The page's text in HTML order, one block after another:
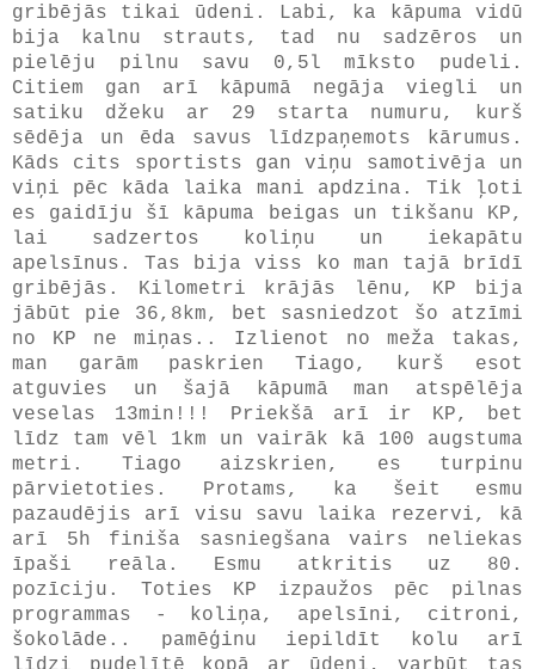
gribējās tikai ūdeni. Labi, ka kāpuma vidū
bija kalnu strauts, tad nu sadzēros un
pielēju pilnu savu 0,5l mīksto pudeli.
Citiem gan arī kāpumā negāja viegli un
satiku džeku ar 29 starta numuru, kurš
sēdēja un ēda savus līdzpaņemots kārumus.
Kāds cits sportists gan viņu samotivēja un
viņi pēc kāda laika mani apdzina. Tik ļoti
es gaidīju šī kāpuma beigas un tikšanu KP,
lai sadzertos koliņu un iekapātu
apelsīnus. Tas bija viss ko man tajā brīdī
gribējās. Kilometri krājās lēnu, KP bija
jābūt pie 36,8km, bet sasniedzot šo atzīmi
no KP ne miņas.. Izlienot no meža takas,
man garām paskrien Tiago, kurš esot
atguvies un šajā kāpumā man atspēlēja
veselas 13min!!! Priekšā arī ir KP, bet
līdz tam vēl 1km un vairāk kā 100 augstuma
metri. Tiago aizskrien, es turpinu
pārvietoties. Protams, ka šeit esmu
pazaudējis arī visu savu laika rezervi, kā
arī 5h finiša sasniegšana vairs neliekas
īpaši reāla. Esmu atkritis uz 80.
pozīciju. Toties KP izpaužos pēc pilnas
programmas - koliņa, apelsīni, citroni,
šokolāde.. pamēģinu iepildīt kolu arī